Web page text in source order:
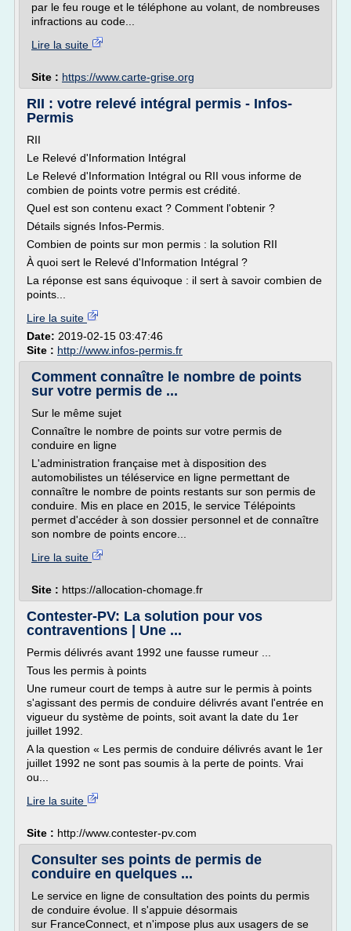
par le feu rouge et le téléphone au volant, de nombreuses
infractions au code...
Lire la suite
Site : https://www.carte-grise.org
RII : votre relevé intégral permis - Infos-
Permis
RII
Le Relevé d'Information Intégral
Le Relevé d'Information Intégral ou RII vous informe de
combien de points votre permis est crédité.
Quel est son contenu exact ? Comment l'obtenir ?
Détails signés Infos-Permis.
Combien de points sur mon permis : la solution RII
À quoi sert le Relevé d'Information Intégral ?
La réponse est sans équivoque : il sert à savoir combien de
points...
Lire la suite
Date: 2019-02-15 03:47:46
Site : http://www.infos-permis.fr
Comment connaître le nombre de points
sur votre permis de ...
Sur le même sujet
Connaître le nombre de points sur votre permis de
conduire en ligne
L'administration française met à disposition des
automobilistes un téléservice en ligne permettant de
connaître le nombre de points restants sur son permis de
conduire. Mis en place en 2015, le service Télépoints
permet d'accéder à son dossier personnel et de connaître
son nombre de points encore...
Lire la suite
Site : https://allocation-chomage.fr
Contester-PV: La solution pour vos
contraventions | Une ...
Permis délivrés avant 1992 une fausse rumeur ...
Tous les permis à points
Une rumeur court de temps à autre sur le permis à points
s'agissant des permis de conduire délivrés avant l'entrée en
vigueur du système de points, soit avant la date du 1er
juillet 1992.
A la question « Les permis de conduire délivrés avant le 1er
juillet 1992 ne sont pas soumis à la perte de points. Vrai
ou...
Lire la suite
Site : http://www.contester-pv.com
Consulter ses points de permis de
conduire en quelques ...
Le service en ligne de consultation des points du permis
de conduire évolue. Il s'appuie désormais
sur FranceConnect, et n'impose plus aux usagers de se